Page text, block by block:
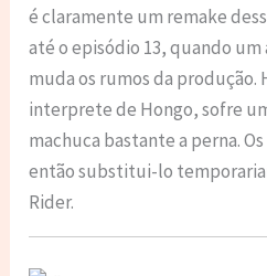
é claramente um remake
até o episódio 13, quando
muda os rumos da produção.
interprete de Hongo, sofre
machuca bastante a perna.
então substitui-lo
Rider.